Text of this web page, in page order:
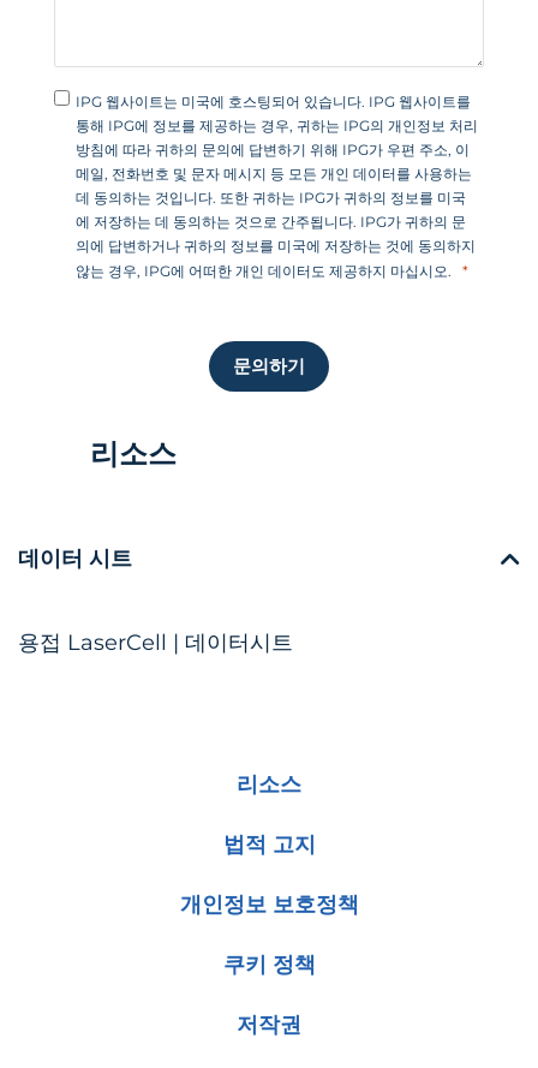
IPG 웹사이트는 미국에 호스팅되어 있습니다. IPG 웹사이트를
통해 IPG에 정보를 제공하는 경우, 귀하는 IPG의 개인정보 처리
방침에 따라 귀하의 문의에 답변하기 위해 IPG가 우편 주소, 이
메일, 전화번호 및 문자 메시지 등 모든 개인 데이터를 사용하는
데 동의하는 것입니다. 또한 귀하는 IPG가 귀하의 정보를 미국
에 저장하는 데 동의하는 것으로 간주됩니다. IPG가 귀하의 문
의에 답변하거나 귀하의 정보를 미국에 저장하는 것에 동의하지
않는 경우, IPG에 어떠한 개인 데이터도 제공하지 마십시오.
문의하기
리소스
데이터 시트
용접 LaserCell | 데이터시트
리소스
법적 고지
개인정보 보호정책
쿠키 정책
저작권